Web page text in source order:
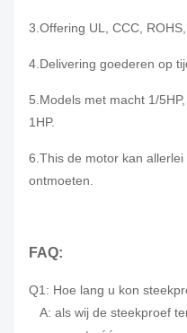
3.Offering UL, CCC,
4.Delivering goederen op
5.Models met macht 1/
1HP.
6.This de motor kan allerlei
ontmoeten.
FAQ:
Q1: Hoe lang u kon
A: als wij de steekproef